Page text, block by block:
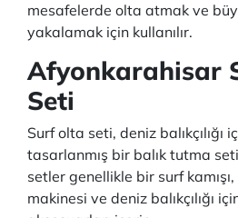
mesafelerde olta atmak ve
yakalamak için kullanılır.
Afyonkarahisar
Seti
Surf olta seti, deniz balıkçılığı
tasarlanmış bir balık tutma
setler genellikle bir surf
makinesi ve deniz balıkçılığı